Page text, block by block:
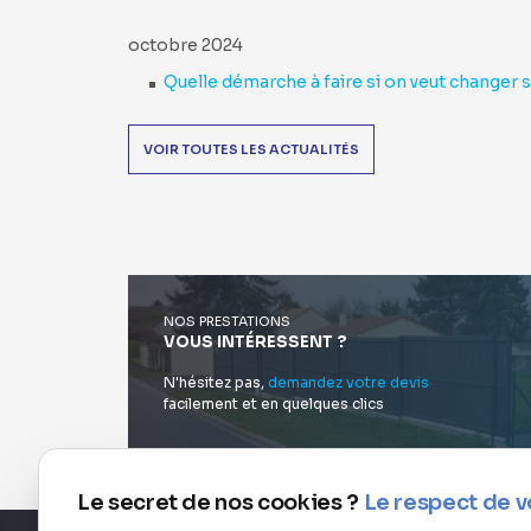
octobre 2024
Quelle démarche à faire si on veut
VOIR TOUTES LES ACTUALITÉS
NOS PRESTATIONS
VOUS INTÉRESSENT ?
N'hésitez pas, demandez votre devis
facilement et en quelques clics
Le secret de nos cookies ? Le respect de